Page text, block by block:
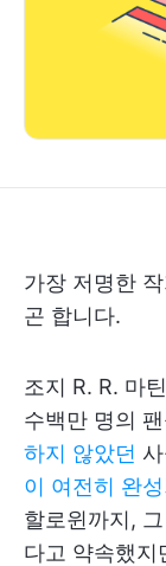
가장 저명한
곤 합니다.
조지 R. R. 마
수백만 명의
하지 않았던
이 여전히 완
할로윈까지,
다고 약속했지